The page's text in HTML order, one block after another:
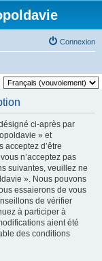
Connexion
ci-après par
» et
acceptez d’être
n’acceptez pas
suivantes, veuillez ne
». Nous pouvons
essaierons de vous
de vérifier
à participer à
aient été
des conditions